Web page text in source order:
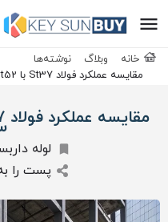
خانه وبلاگ
نوشته‌ها
مقایسه عملکرد فولاد St37 با St52 در ساختمان سازی
لوله
پست را